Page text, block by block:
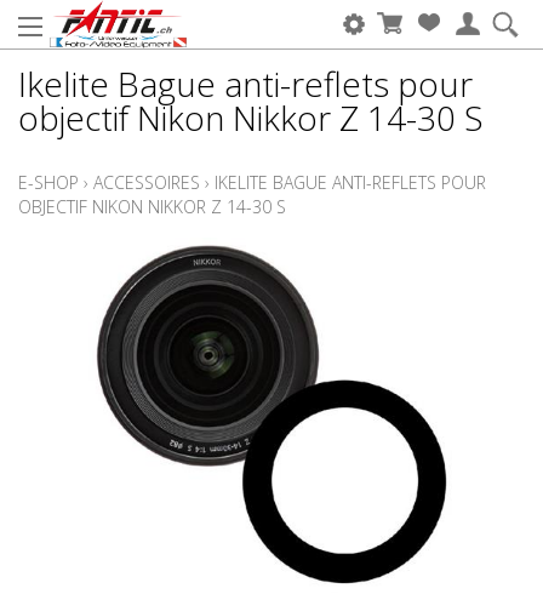
Ikelite Bague anti-reflets pour
objectif Nikon Nikkor Z 14-30 S
E-SHOP › ACCESSOIRES › IKELITE BAGUE ANTI-REFLETS POUR
OBJECTIF NIKON NIKKOR Z 14-30 S